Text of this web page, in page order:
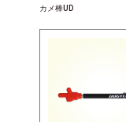
カメ棒UD